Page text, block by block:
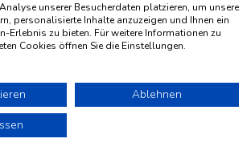
Einwilligung (Art. 6 Abs. 1 S. 1 lit. a. DSGVO),
(Art. 6 Abs. 1 S. 1 lit. f. DSGVO).
weiteren Empfang widersprechen. Einen Link
finden Sie entweder am Ende
oder können sonst eine der oben
vorzugswürdig E-Mail, hierzu
unserer Besucherdaten platzieren, um unsere
personalisierte Inhalte anzuzeigen und Ihnen ein
Erlebnis zu bieten. Für weitere Informationen zu
Cookies öffnen Sie die Einstellungen.
Ablehnen